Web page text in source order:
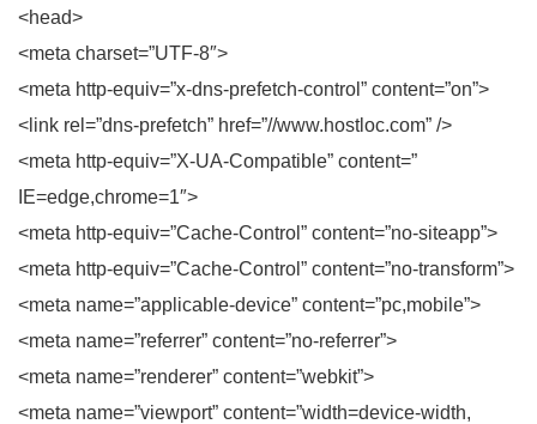
<head>
<meta charset=”UTF-8″>
<meta http-equiv=”x-dns-prefetch-control” content=”on”>
<link rel=”dns-prefetch” href=”//www.hostloc.com” />
<meta http-equiv=”X-UA-Compatible” content=”
IE=edge,chrome=1″>
<meta http-equiv=”Cache-Control” content=”no-siteapp”>
<meta http-equiv=”Cache-Control” content=”no-transform”>
<meta name=”applicable-device” content=”pc,mobile”>
<meta name=”referrer” content=”no-referrer”>
<meta name=”renderer” content=”webkit”>
<meta name=”viewport” content=”width=device-width,